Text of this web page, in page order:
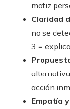
matiz
Claridad
no se
3 =
acción
Empatía